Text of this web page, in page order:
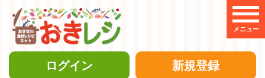
メニュー
ログイン 新規登録